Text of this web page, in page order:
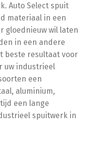
Auto Select spuit
materiaal in een
gloednieuw wil laten
in een andere
beste resultaat voor
uw industrieel
een
aluminium,
een lange
spuitwerk in